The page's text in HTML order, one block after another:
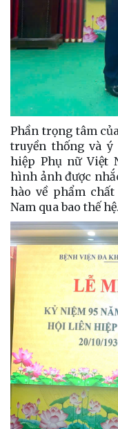
Phần trọng tâm
truyền thống và
hiệp Phụ nữ Việt
hình ảnh được
hào về phẩm
Nam qua bao thế hệ.